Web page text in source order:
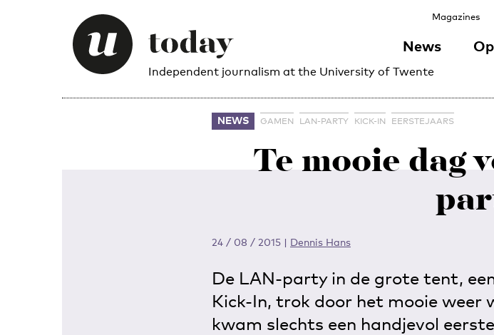
Independent journalism at the University of Twente
News
Magazines
NEWS GAMEN LAN-PARTY KICK-IN EERSTEJAARS
Te mooie dag
24 / 08 / 2015 | Dennis Hans
De LAN-party in de grote tent,
Kick-In, trok door het mooie weer
kwam slechts een handjevol